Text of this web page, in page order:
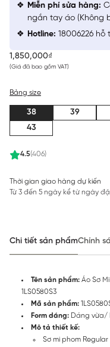
1,850,000₫
(Giá đã bao gồm VAT)
4.5(406)
Bảng size
38 39
43
Thời gian giao hàng dự kiến
Từ 3 đến 5 ngày kể từ ngày
Miễn phí sửa hàng:
ngắn tay áo (Không
Hotline: 18006226 hỗ
Chi tiết sản phẩmChính
Tên sản phẩm: Áo Sơ
1LS0580S3
Mã sản phẩm:
Form dáng: Dáng vừa/
Mô tả thiết kế:
Sơ mi phom